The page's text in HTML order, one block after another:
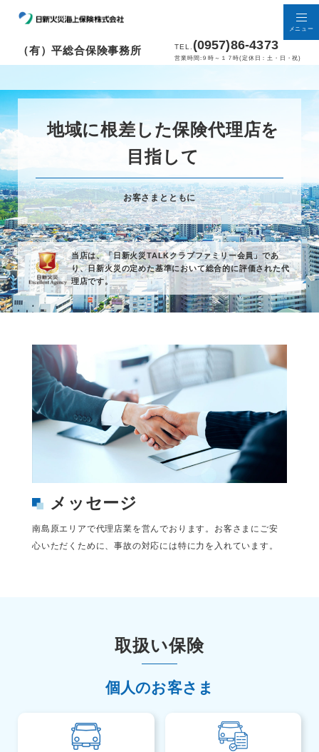
（有）平総合保険事務所 TEL. (0957)86-4373
営業時間:９時～１７時(定休日：土・日・祝)
メニュー
地域に根差した保険代理店を
目指して
お客さまとともに
当店は、「日新火災TALKクラブファミリー会員」であ
り、日新火災の定めた基準において総合的に評価された代
理店です。
メッセージ
南島原エリアで代理店業を営んでおります。お客さまにご安
心いただくために、事故の対応には特に力を入れています。
取扱い保険
個人のお客さま